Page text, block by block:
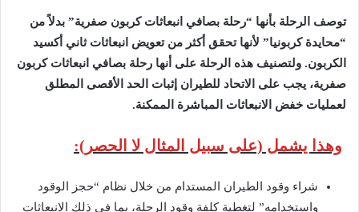
توصف الرحلة بأنها “رحلة بصافي انبعاثات كربون صفرية” بدلاً من
“محايدة كربونيا” لأنها تحقق أكثر من تعويض انبعاثات ثاني أكسيد
الكربون. ولتصنيف هذه الرحلة على أنها رحلة بصافي انبعاثات كربون
صفرية، يجب على الاتحاد للطيران إثبات الحد الأقصى المطلق
لعمليات خفض الانبعاثات المباشرة الممكنة.
وهذا يشمل (على سبيل المثال لا الحصر):
شراء وقود الطيران المستدام من خلال نظام “حجز الوقود
واستخدامه” لتغطية كلفة وقود الرحلة، بما في ذلك الانبعاثات